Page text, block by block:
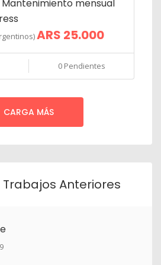
Mantenimiento mensual
ARS 25.000
0 Pendientes
CARGA MÁS
Anteriores